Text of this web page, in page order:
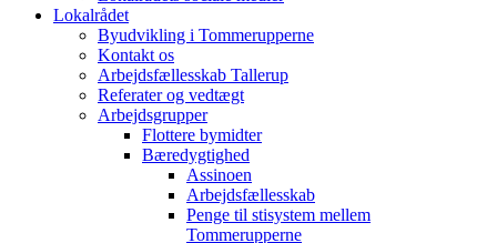
Lokalrådet
Byudvikling i Tommerupperne
Kontakt os
Arbejdsfællesskab Tallerup
Referater og vedtægt
Arbejdsgrupper
Flottere bymidter
Bæredygtighed
Assinoen
Arbejdsfællesskab
Penge til stisystem mellem
Tommerupperne